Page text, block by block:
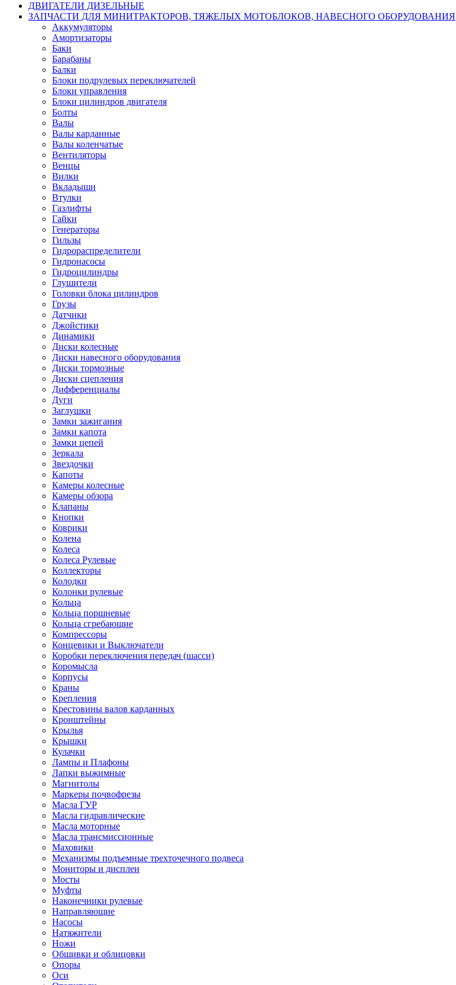
ДВИГАТЕЛИ ДИЗЕЛЬНЫЕ
ЗАПЧАСТИ ДЛЯ МИНИТРАКТОРОВ, ТЯЖЕЛЫХ МОТОБЛОКОВ, НАВЕСНОГО ОБОРУДОВАНИЯ
Аккумуляторы
Амортизаторы
Баки
Барабаны
Балки
Блоки подрулевых переключателей
Блоки управления
Блоки цилиндров двигателя
Болты
Валы
Валы карданные
Валы коленчатые
Вентиляторы
Венцы
Вилки
Вкладыши
Втулки
Газлифты
Гайки
Генераторы
Гильзы
Гидрораспределители
Гидронасосы
Гидроцилиндры
Глушители
Головки блока цилиндров
Грузы
Датчики
Джойстики
Динамики
Диски колесные
Диски навесного оборудования
Диски тормозные
Диски сцепления
Дифференциалы
Дуги
Заглушки
Замки зажигания
Замки капота
Замки цепей
Зеркала
Звездочки
Капоты
Камеры колесные
Камеры обзора
Клапаны
Кнопки
Коврики
Колена
Колеса
Колеса Рулевые
Коллекторы
Колодки
Колонки рулевые
Кольца
Кольца поршневые
Кольца сгребающие
Компрессоры
Концевики и Выключатели
Коробки переключения передач (шасси)
Коромысла
Корпусы
Краны
Крепления
Крестовины валов карданных
Кронштейны
Крылья
Крышки
Кулачки
Лампы и Плафоны
Лапки выжимные
Магнитолы
Маркеры почвофрезы
Масла ГУР
Масла гидравлические
Масла моторные
Масла трансмиссионные
Маховики
Механизмы подъемные трехточечного подвеса
Мониторы и дисплеи
Мосты
Муфты
Наконечники рулевые
Направляющие
Насосы
Натяжители
Ножи
Обшивки и облицовки
Опоры
Оси